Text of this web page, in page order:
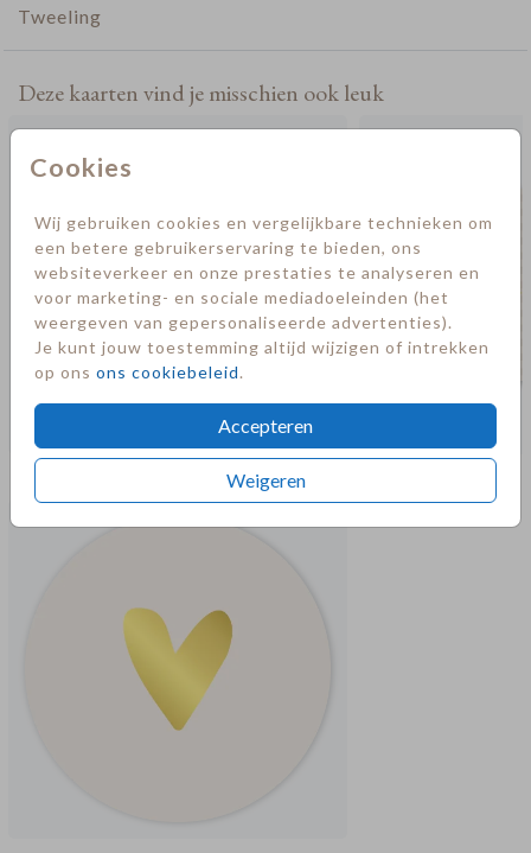
Cookies
Wij gebruiken cookies en vergelijkbare technieken om
een betere gebruikerservaring te bieden, ons
websiteverkeer en onze prestaties te analyseren en
voor marketing- en sociale mediadoeleinden (het
weergeven van gepersonaliseerde advertenties).
Je kunt jouw toestemming altijd wijzigen of intrekken
op ons ons cookiebeleid.
Accepteren
Weigeren
Tweeling
Deze kaarten vind je misschien ook leuk